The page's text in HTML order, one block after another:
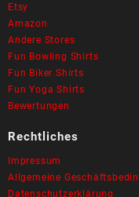
Etsy
Amazon
Andere Stores
Fun Bowling Shirts
Fun Biker Shirts
Fun Yoga Shirts
Bewertungen
Rechtliches
Impressum
Allgemeine
Datenschutzerklärung